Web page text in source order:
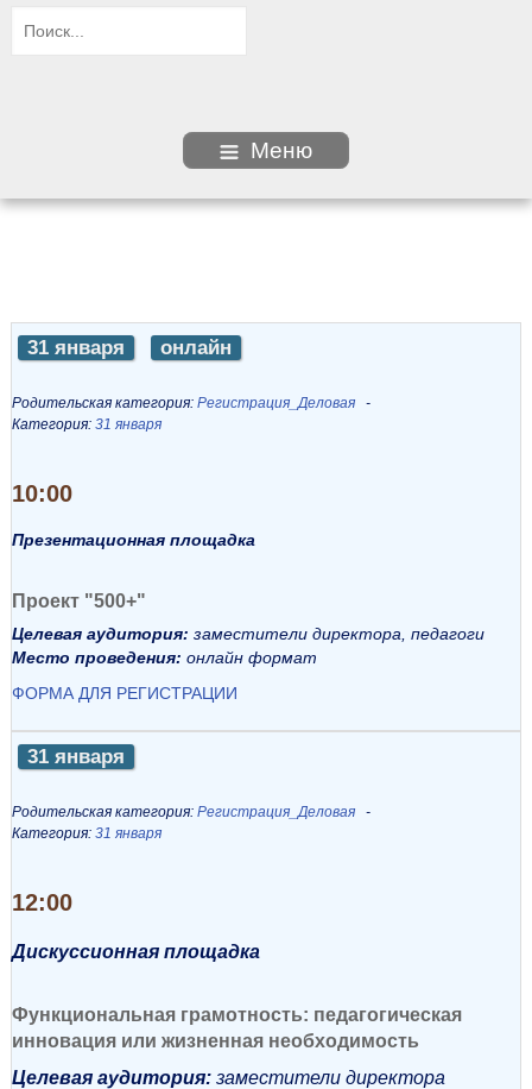
Меню
31 января онлайн
Родительская категория: Регистрация_Деловая
Категория: 31 января
10:00
Презентационная площадка
Проект "500+"
Целевая аудитория: заместители директора, педагоги
Место проведения: онлайн формат
ФОРМА ДЛЯ РЕГИСТРАЦИИ
31 января
Родительская категория: Регистрация_Деловая
Категория: 31 января
12:00
Дискуссионная площадка
Функциональная грамотность: педагогическая
инновация или жизненная необходимость
Целевая аудитория:заместители директора